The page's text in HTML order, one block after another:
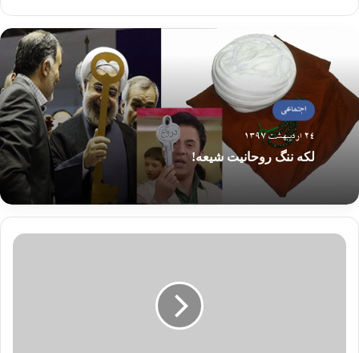
اجتماعی
24 اردیبهشت 1397
لکه ننگ روحانیت شیعه!